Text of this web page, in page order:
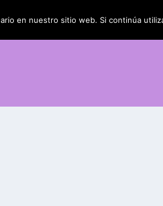
en nuestro sitio web. Si continúa